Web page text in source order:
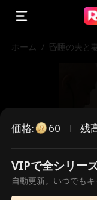
ホーム / 昏睡の夫と
こちらは有
聴いただ
価格: 60 残
VIPで全シリー
自動更新。いつでもキ